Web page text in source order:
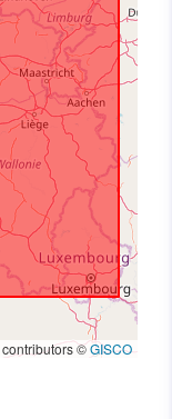
contributors ©GISCO